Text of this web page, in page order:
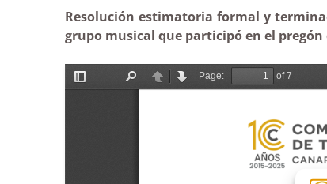
Resolución estimatoria formal y
grupo musical que participó en el pregón